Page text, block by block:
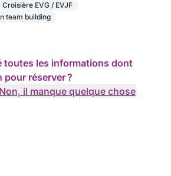
Croisière EVG / EVJF
team building
toutes les informations dont
pour réserver ?
Non, il manque quelque chose